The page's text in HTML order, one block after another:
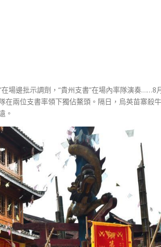
場邊批示調劑，“貴州支書”在場內率隊演奏……8
在兩位支書率領下獨佔鰲頭。隔日，烏英苗寨殺
。